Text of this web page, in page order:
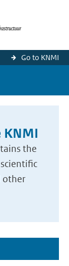
Go to KNMI
KNMI
the
other